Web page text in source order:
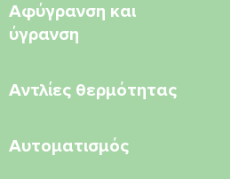
Αφύγρανση και
ύγρανση
Αντλίες θερμότητας
Αυτοματισμός